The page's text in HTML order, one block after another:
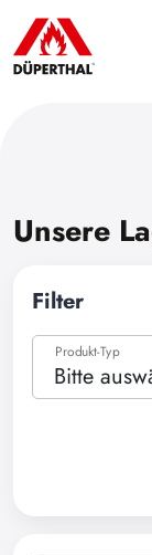
Unsere
Filter
Bitte
Produkt-Typ